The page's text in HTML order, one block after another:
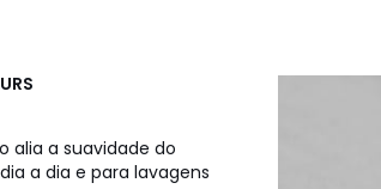
alia a suavidade do
a dia e para lavagens